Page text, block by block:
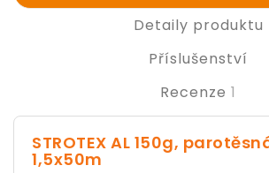
Detaily produktu
Příslušenství
Recenze 1
STROTEX AL 150g,
1,5x50m